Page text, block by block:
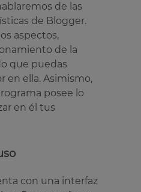
de las
de Blogger.
aspectos,
de la
que puedas
en ella. Asimismo,
posee lo
en él tus
con una interfaz